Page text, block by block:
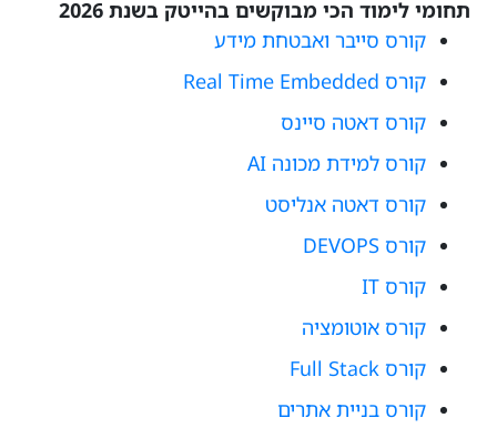
תחומי לימוד הכי מבוקשים בהייטק בשנת 2026
קורס סייבר ואבטחת מידע
קורס Real Time Embedded
קורס דאטה סיינס
קורס למידת מכונה AI
קורס דאטה אנליסט
קורס DEVOPS
קורס IT
קורס אוטומציה
קורס Full Stack
קורס בניית אתרים